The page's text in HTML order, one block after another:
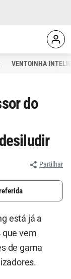
VENTOINHA
do
Partilhar
está já a
que vem
de gama